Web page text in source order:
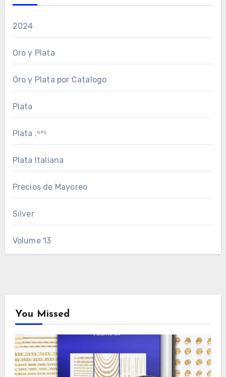
2024
Oro y Plata
Oro y Plata por Catalogo
Plata
Plata .⁹²⁵
Plata Italiana
Precios de Mayoreo
Silver
Volume 13
You Missed